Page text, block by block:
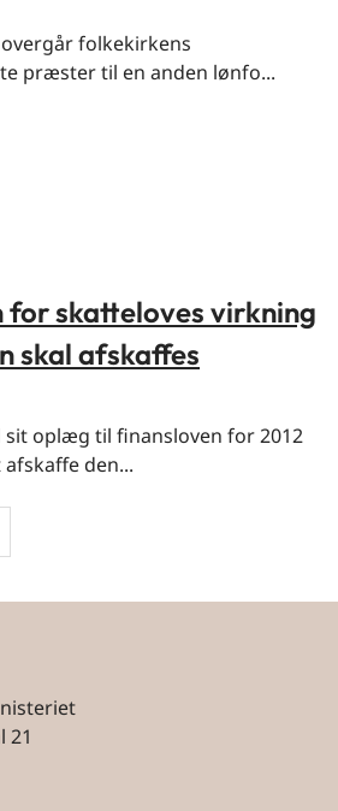
folkekirkens
præster til en anden lønfo...
for skatteloves virkning
skal afskaffes
sit oplæg til finansloven for 2012
den...
21